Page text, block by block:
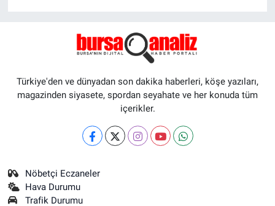
Türkiye'den ve dünyadan son dakika haberleri, köşe yazıları,
magazinden siyasete, spordan seyahate ve her konuda tüm
içerikler.
Nöbetçi Eczaneler
Hava Durumu
Trafik Durumu